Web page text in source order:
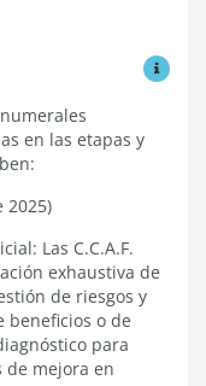
Ver
en las etapas y
2025)
Las C.C.A.F.
exhaustiva de
de riesgos y
beneficios o de
para
de mejora en